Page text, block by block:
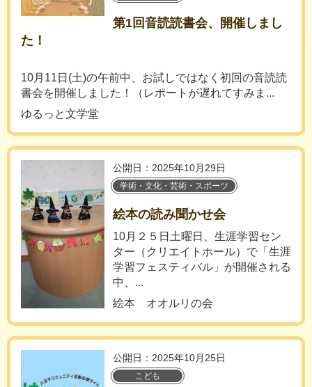
第1回音読読書会、開催しまし
た！
10月11日(土)の午前中、お試しではなく初回の音読読
書会を開催しました！（レポートが遅れてすみま...
ゆるっと文学堂
公開日：2025年10月29日
学術・文化・芸術・スポーツ
絵本の読み聞かせ会
10月２５日土曜日、生涯学習セン
ター（クリエイトホール）で「生涯
学習フェスティバル」が開催される
中、...
絵本 オオルリの会
公開日：2025年10月25日
こども